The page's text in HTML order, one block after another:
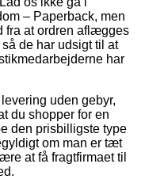
– Paperback, men
fra at ordren aflægges
de har udsigt til at
har
uden gebyr,
du shopper for en
den prisbilligste type
om man er tæt
at få fragtfirmaet til